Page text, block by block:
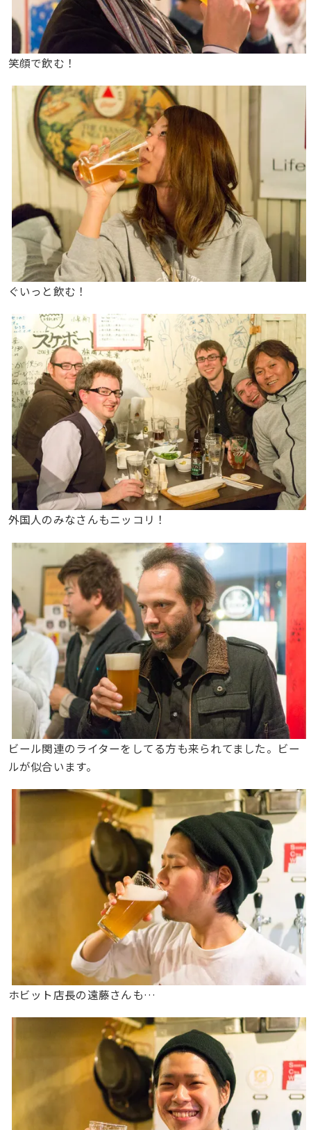
笑顔で飲む！
ぐいっと飲む！
外国人のみなさんもニッコリ！
ビール関連のライターをしてる方も来られてました。ビー
ルが似合います。
ホビット店長の遠藤さんも…